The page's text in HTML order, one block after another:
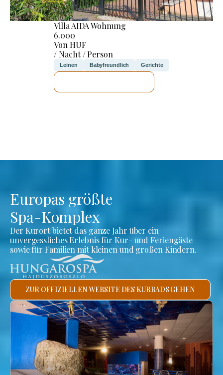
Villa AIDA Wohnung
6.000
Von HUF
/ Nacht / Person
Leinen Babyfreundlich Gerichte
Europas größte
Spa-Komplex
Der Kurort bietet das ganze Jahr über ein
unvergessliches Erlebnis für Kur- und Feriengäste
sowie für Familien mit kleinen und großen Kindern.
ZUR OFFIZIELLEN WEBSITE DES KURBADS GEHEN